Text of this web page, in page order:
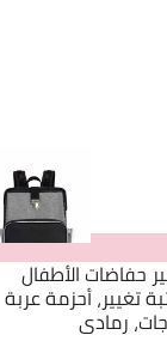
حفاضات الأطفال
تغيير، أحزمة عربة
رمادي